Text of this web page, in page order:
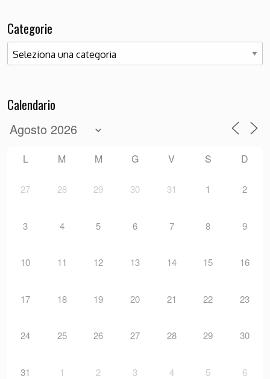
Categorie
Categorie
Calendario
L M M G V S D
27 28 29 30 31 1 2
3 4 5 6 7 8 9
10 11 12 13 14 15 16
17 18 19 20 21 22 23
24 25 26 27 28 29 30
31 1 2 3 4 5 6